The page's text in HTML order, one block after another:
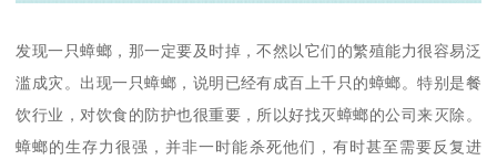
发现一只蟑螂，那一定要及时掉，不然以它们的繁殖能力很容易泛
滥成灾。出现一只蟑螂，说明已经有成百上千只的蟑螂。特别是餐
饮行业，对饮食的防护也很重要，所以好找灭蟑螂的公司来灭除。
蟑螂的生存力很强，并非一时能杀死他们，有时甚至需要反复进